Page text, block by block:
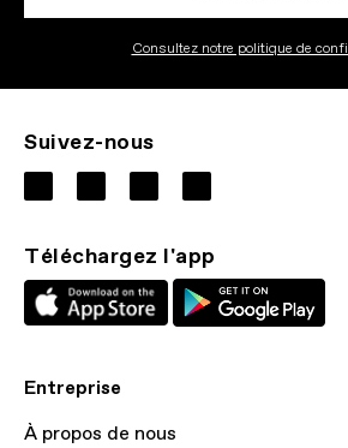
Consultez notre politique de
Suivez-nous
Téléchargez l'app
Entreprise
À propos de nous